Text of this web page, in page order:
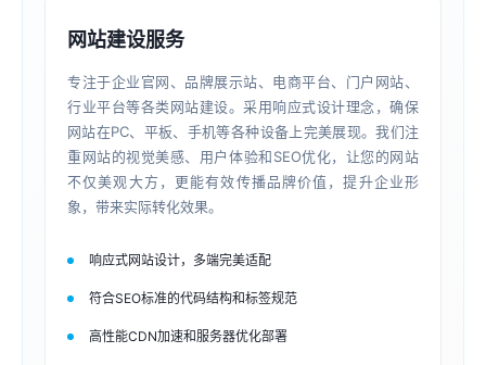
网站建设服务
专注于企业官网、品牌展示站、电商平台、门户网站、
行业平台等各类网站建设。采用响应式设计理念，确保
网站在PC、平板、手机等各种设备上完美展现。我们注
重网站的视觉美感、用户体验和SEO优化，让您的网站
不仅美观大方，更能有效传播品牌价值，提升企业形
象，带来实际转化效果。
响应式网站设计，多端完美适配
符合SEO标准的代码结构和标签规范
高性能CDN加速和服务器优化部署